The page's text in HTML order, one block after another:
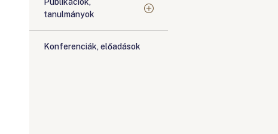
tanulmányok
Konferenciák, előadások